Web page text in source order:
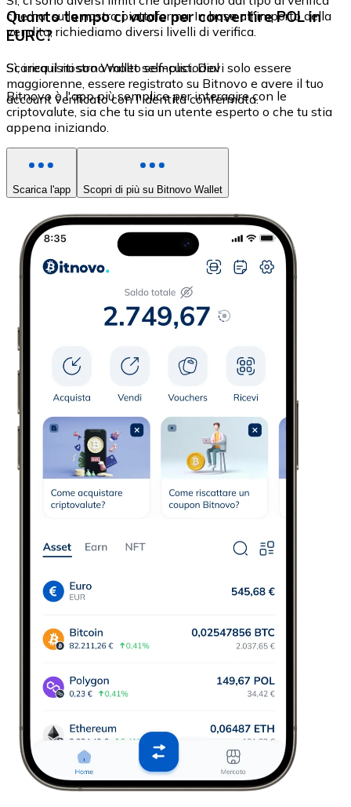
che hai sulla nostra piattaforma. In base all'importo della
vendita, richiediamo diversi livelli di verifica.
Quanto tempo ci vuole per convertire POL in
EURC?
Sì, i requisiti sono molto semplici. Devi solo essere
maggiorenne, essere registrato su Bitnovo e avere il tuo
account verificato con l'identità confermata.
Scarica il nostro Wallet self-custodial
Bitnovo è l'app più semplice per interagire con le
criptovalute, sia che tu sia un utente esperto o che tu stia
appena iniziando.
Scarica l'app Scopri di più su Bitnovo Wallet